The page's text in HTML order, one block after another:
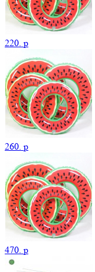
220. p
260. p
470. p